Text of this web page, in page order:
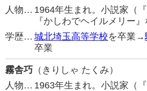
人物… 1964年生まれ。小説家（
『かしわでヘイルメリー』
学歴… 城北埼玉高等学校を卒業→
卒業
霧舎巧 （きりしゃ たくみ）
人物… 1963年生まれ。小説家（